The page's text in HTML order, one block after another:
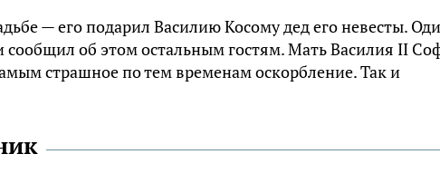
— его подарил Василию Косому дед его невесты.
сообщил об этом остальным гостям. Мать Василия II
страшное по тем временам оскорбление. Так и